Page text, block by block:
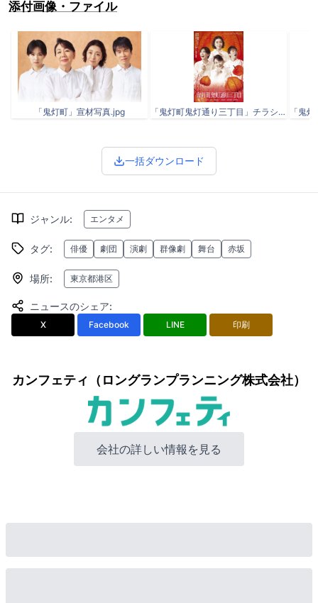
添付画像・ファイル
「鬼灯町」宣材写真.jpg 「鬼灯町鬼灯通り三丁目」チラシ_表面.jpg
一括ダウンロード
ジャンル: エンタメ
タグ: 俳優 劇団 演劇 群像劇 舞台 赤坂
場所: 東京都港区
ニュースのシェア:
X Facebook LINE 印刷
カンフェティ（ロングランプランニング株式会社）
会社の詳しい情報を見る